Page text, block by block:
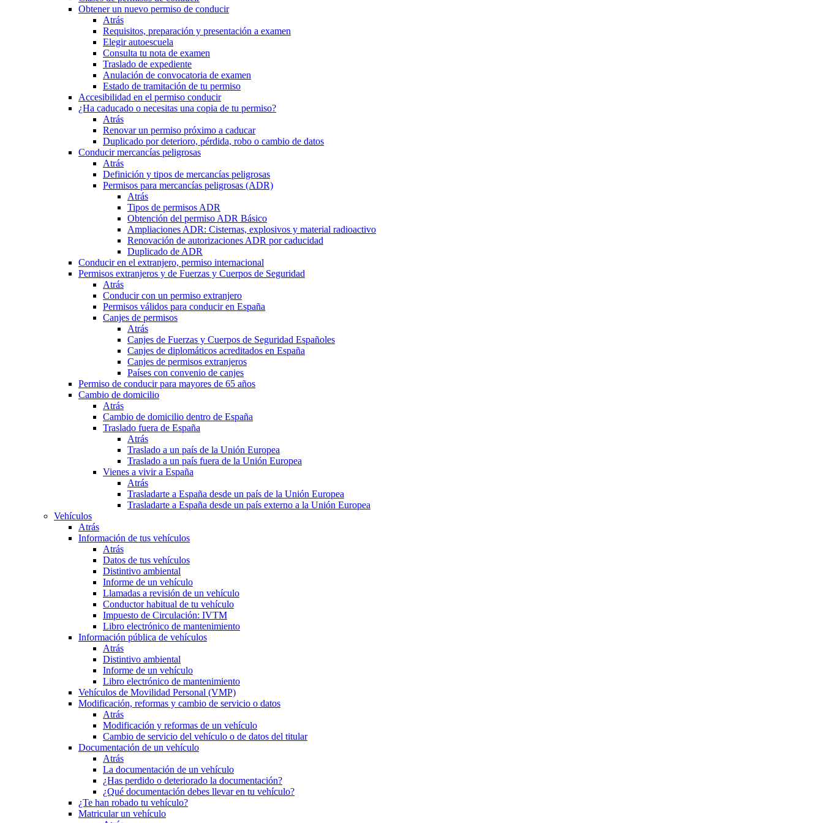
Obtener un nuevo permiso de conducir
Atrás
Requisitos, preparación y presentación a examen
Elegir autoescuela
Consulta tu nota de examen
Traslado de expediente
Anulación de convocatoria de examen
Estado de tramitación de tu permiso
Accesibilidad en el permiso conducir
¿Ha caducado o necesitas una copia de tu permiso?
Atrás
Renovar un permiso próximo a caducar
Duplicado por deterioro, pérdida, robo o cambio de datos
Conducir mercancías peligrosas
Atrás
Definición y tipos de mercancías peligrosas
Permisos para mercancías peligrosas (ADR)
Atrás
Tipos de permisos ADR
Obtención del permiso ADR Básico
Ampliaciones ADR: Cisternas, explosivos y material radioactivo
Renovación de autorizaciones ADR por caducidad
Duplicado de ADR
Conducir en el extranjero, permiso internacional
Permisos extranjeros y de Fuerzas y Cuerpos de Seguridad
Atrás
Conducir con un permiso extranjero
Permisos válidos para conducir en España
Canjes de permisos
Atrás
Canjes de Fuerzas y Cuerpos de Seguridad Españoles
Canjes de diplomáticos acreditados en España
Canjes de permisos extranjeros
Países con convenio de canjes
Permiso de conducir para mayores de 65 años
Cambio de domicilio
Atrás
Cambio de domicilio dentro de España
Traslado fuera de España
Atrás
Traslado a un país de la Unión Europea
Traslado a un país fuera de la Unión Europea
Vienes a vivir a España
Atrás
Trasladarte a España desde un país de la Unión Europea
Trasladarte a España desde un país externo a la Unión Europea
Vehículos
Atrás
Información de tus vehículos
Atrás
Datos de tus vehículos
Distintivo ambiental
Informe de un vehículo
Llamadas a revisión de un vehículo
Conductor habitual de tu vehículo
Impuesto de Circulación: IVTM
Libro electrónico de mantenimiento
Información pública de vehículos
Atrás
Distintivo ambiental
Informe de un vehículo
Libro electrónico de mantenimiento
Vehículos de Movilidad Personal (VMP)
Modificación, reformas y cambio de servicio o datos
Atrás
Modificación y reformas de un vehículo
Cambio de servicio del vehículo o de datos del titular
Documentación de un vehículo
Atrás
La documentación de un vehículo
¿Has perdido o deteriorado la documentación?
¿Qué documentación debes llevar en tu vehículo?
¿Te han robado tu vehículo?
Matricular un vehículo